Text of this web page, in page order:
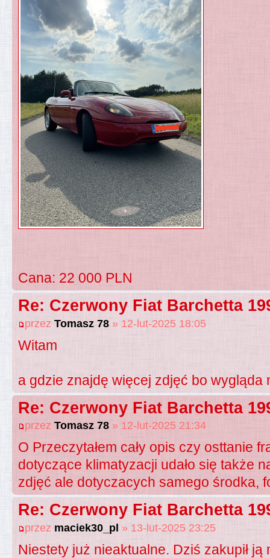
Cana: 22 000 PLN
Re: Czerwony Fiat Barchetta
przez Tomasz 78 » 12-lut-2025 18:05
Witam
a gdzie znajdę więcej zdjęć bo wygląda
Re: Czerwony Fiat Barchetta
przez Tomasz 78 » 12-lut-2025 21:34
O Przeczytałem cały opis czy osttanie
dotyczące klimatyzacji udało się także
zdjęć ale dotyczacych samego środka,
Re: Czerwony Fiat Barchetta
przez maciek30_pl » 13-lut-2025 23:25
Niestety już nieaktualne. Dziś zakupił ją